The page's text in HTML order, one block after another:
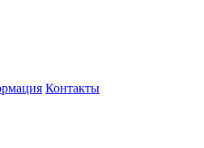
Контакты